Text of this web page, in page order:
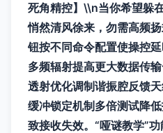
死角精控】\\n当你希望躲
悄然清风徐来，勿需高频
钮按不同命令配置使操控
多频辐射提高更大数据传
透射优化调制谐振腔反馈
缓冲锁定机制多倍测试降
致接收失效。“哑谜教学”